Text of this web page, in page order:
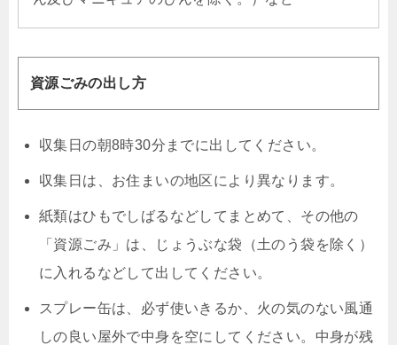
資源ごみの出し方
収集日の朝8時30分までに出してください。
収集日は、お住まいの地区により異なります。
紙類はひもでしばるなどしてまとめて、その他の
「資源ごみ」は、じょうぶな袋（土のう袋を除く）
に入れるなどして出してください。
スプレー缶は、必ず使いきるか、火の気のない風通
しの良い屋外で中身を空にしてください。中身が残